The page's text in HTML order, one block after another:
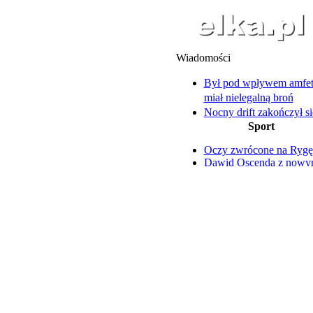
Wiadomości
Był pod wpływem
miał nielegalną broń
Nocny drift zakończył
mandatem i utratą prawa
zastąpi wieloletni bruk
Sport
Oczy zwrócone na Rygę
Dawid Oscenda z